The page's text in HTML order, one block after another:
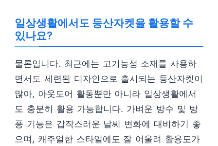
일상생활에서도 등산자켓을 활용할 수
있나요?
물론입니다. 최근에는 고기능성 소재를 사용하
면서도 세련된 디자인으로 출시되는 등산자켓이
많아, 아웃도어 활동뿐만 아니라 일상생활에서
도 충분히 활용 가능합니다. 가벼운 방수 및 방
풍 기능은 갑작스러운 날씨 변화에 대비하기 좋
으며, 캐주얼한 스타일에도 잘 어울려 활용도가